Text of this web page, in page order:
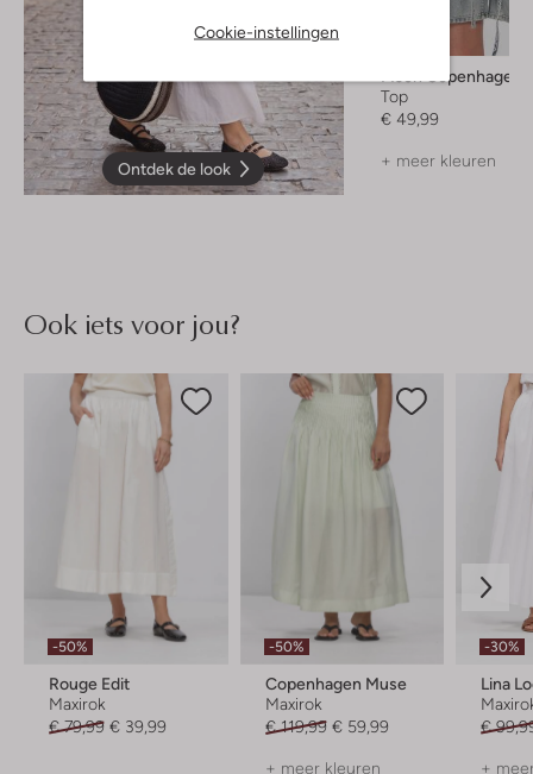
Cookie-instellingen
Ontdek de look
Msch Copenhagen
Top
€ 49,99
+ meer kleuren
Ook iets voor jou?
-50%
Rouge Edit
Maxirok
€ 79,99 € 39,99
-50%
Copenhagen Muse
Maxirok
€ 119,99 € 59,99
+ meer kleuren
-30%
Lina
€
+